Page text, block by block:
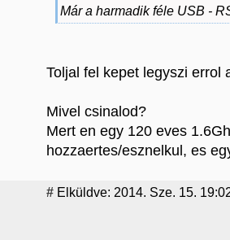
Már a harmadik féle USB -
Toljal fel kepet legyszi errol
Mivel csinalod?
Mert en egy 120 eves
hozzaertes/esznelkul, es
# Elküldve: 2014. Sze. 15.